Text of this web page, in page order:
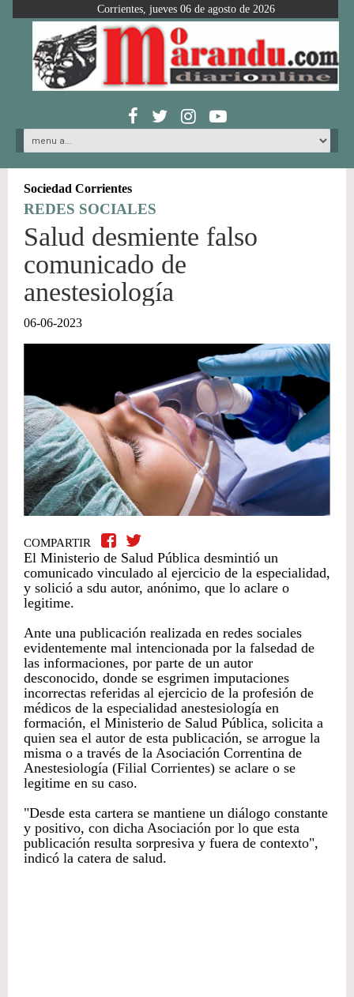
Corrientes, jueves 06 de agosto de 2026
Sociedad Corrientes
REDES SOCIALES
Salud desmiente falso
comunicado de
anestesiología
06-06-2023
COMPARTIR
El Ministerio de Salud Pública desmintió un
comunicado vinculado al ejercicio de la especialidad,
y solició a sdu autor, anónimo, que lo aclare o
legitime.
Ante una publicación realizada en redes sociales
evidentemente mal intencionada por la falsedad de
las informaciones, por parte de un autor
desconocido, donde se esgrimen imputaciones
incorrectas referidas al ejercicio de la profesión de
médicos de la especialidad anestesiología en
formación, el Ministerio de Salud Pública, solicita a
quien sea el autor de esta publicación, se arrogue la
misma o a través de la Asociación Correntina de
Anestesiología (Filial Corrientes) se aclare o se
legitime en su caso.
"Desde esta cartera se mantiene un diálogo constante
y positivo, con dicha Asociación por lo que esta
publicación resulta sorpresiva y fuera de contexto",
indicó la catera de salud.